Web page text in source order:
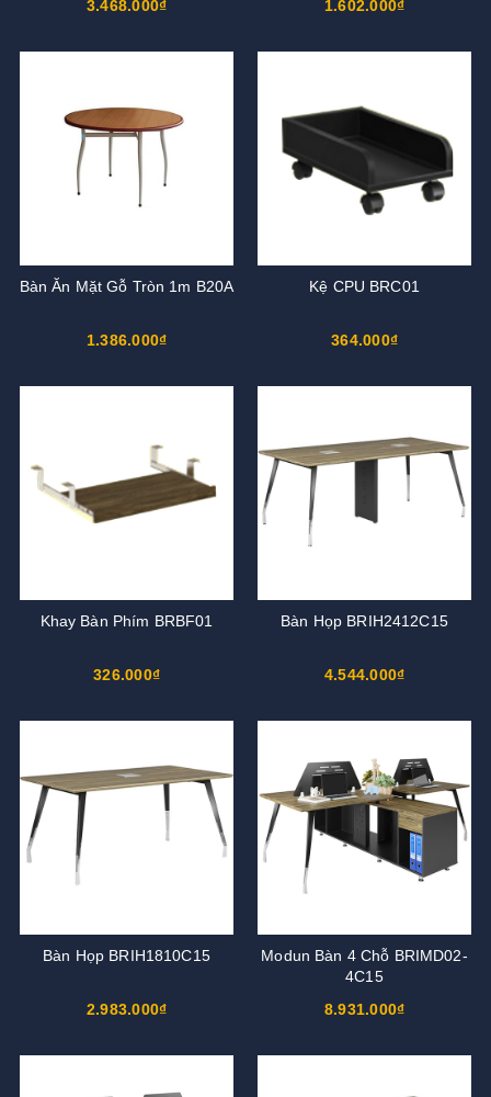
3.468.000₫ 1.602.000₫
Bàn Ăn Mặt Gỗ Tròn 1m B20A
1.386.000₫
Kệ CPU BRC01
364.000₫
Khay Bàn Phím BRBF01
326.000₫
Bàn Họp BRIH2412C15
4.544.000₫
Bàn Họp BRIH1810C15
2.983.000₫
Modun Bàn 4 Chỗ BRIMD02-
4C15
8.931.000₫